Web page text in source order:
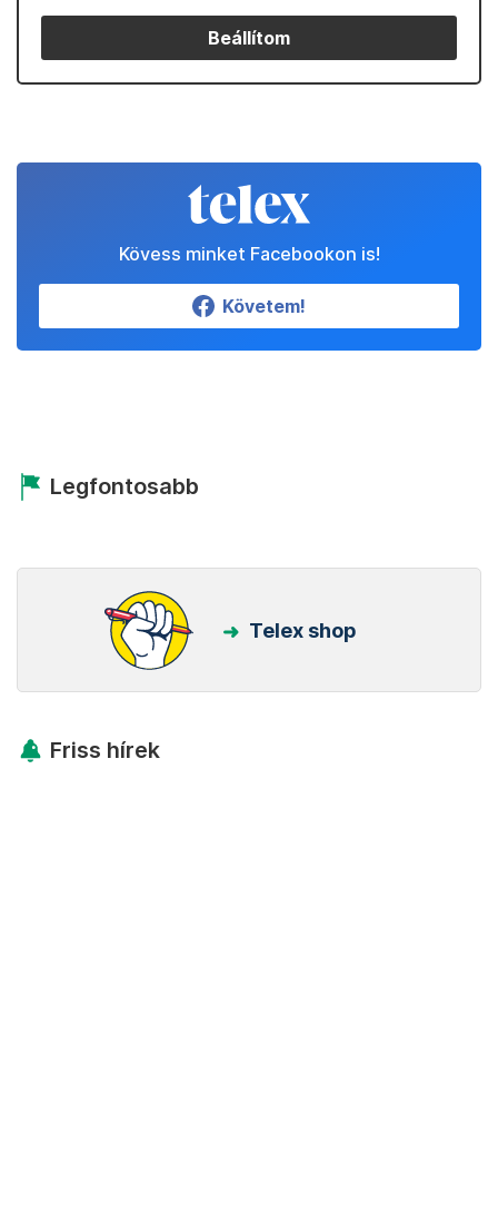
Beállítom
Kövess minket Facebookon is!
Követem!
Legfontosabb
Telex shop
Friss hírek